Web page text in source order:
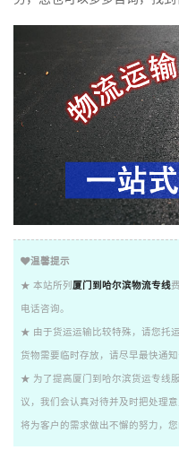
温馨提示
★ 本站所列 厦门到哈尔滨物流专线
电话咨询。
★ 由于货运运输比较特殊，请您托
货物需要临时存放，请尽早最快通
★ 为了提高厦门到哈尔滨货运专线
议，我们会认真对待并及时把处理
将为客户的需求做出不懈的努力，